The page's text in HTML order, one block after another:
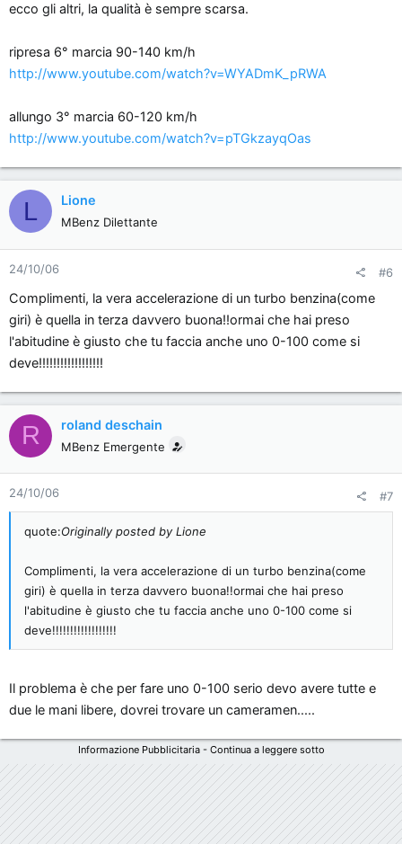
ecco gli altri, la qualità è sempre scarsa.
ripresa 6° marcia 90-140 km/h
http://www.youtube.com/watch?v=WYADmK_pRWA
allungo 3° marcia 60-120 km/h
http://www.youtube.com/watch?v=pTGkzayqOas
L Lione
MBenz Dilettante
24/10/06 #6
Complimenti, la vera accelerazione di un turbo benzina(come
giri) è quella in terza davvero buona!!ormai che hai preso
l'abitudine è giusto che tu faccia anche uno 0-100 come si
deve!!!!!!!!!!!!!!!!!!
R roland deschain
MBenz Emergente
24/10/06 #7
quote:Originally posted by Lione
Complimenti, la vera accelerazione di un turbo benzina(come
giri) è quella in terza davvero buona!!ormai che hai preso
l'abitudine è giusto che tu faccia anche uno 0-100 come si
deve!!!!!!!!!!!!!!!!!!
Il problema è che per fare uno 0-100 serio devo avere tutte e
due le mani libere, dovrei trovare un cameramen.....
Informazione Pubblicitaria - Continua a leggere sotto